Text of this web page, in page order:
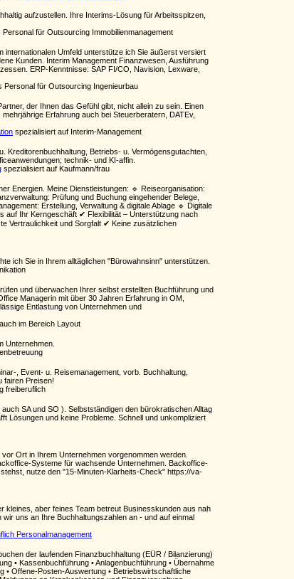
aufzustellen. Ihre Interims-Lösung für Arbeitsspitzen,
Personal für Outsourcing Immobilienmanagement
internationalen Umfeld unterstütze ich Sie äußerst versiert
Kunden. Interim Management Finanzwesen, Ausführung
ERP-Kenntnisse: SAP FI/CO, Navision, Lexware,
Personal für Outsourcing Ingenieurbau
der Ihnen das Gefühl gibt, nicht allein zu sein. Einen
Erfahrung auch bei Steuerberatern, DATEv,
spezialisiert auf Interim-Management
Betriebs- u. Vermögensgutachten,
technik- und KI-affin.
spezialisiert auf Kaufmann/frau
Energien. Meine Dienstleistungen: 🔹 Reiseorganisation:
Prüfung und Buchung eingehender Belege,
Erstellung, Verwaltung & digitale Ablage 🔹 Digitale
auf Ihr Kerngeschäft ✔ Flexibilität – Unterstützung nach
Vertraulichkeit und Sorgfalt ✔ Keine zusätzlichen
ich Sie in Ihrem alltäglichen "Bürowahnsinn" unterstützen.
und überwachen Ihrer selbst erstellten Buchführung und
Managerin mit über 30 Jahren Erfahrung in OM,
Entlastung von Unternehmen und
, auch im Bereich Layout
Unternehmen.
, Event- u. Reisemanagement, vorb. Buchhaltung,
fairen Preisen!
freiberuflich
SA und SO ). Selbstständigen den bürokratischen Alltag
Lösungen und keine Probleme. Schnell und unkompliziert
Ort in Ihrem Unternehmen vorgenommen werden.
Systeme für wachsende Unternehmen. Backoffice-
nutze den "15-Minuten-Klarheits-Check" https://va-
aber feines Team betreut Businesskunden aus nah
uns an Ihre Buchhaltungszahlen an - und auf einmal
Personalmanagement
der laufenden Finanzbuchhaltung (EÜR / Bilanzierung)
• Kassenbuchführung • Anlagenbuchführung • Übernahme
• Offene-Posten-Auswertung • Betriebswirtschaftliche